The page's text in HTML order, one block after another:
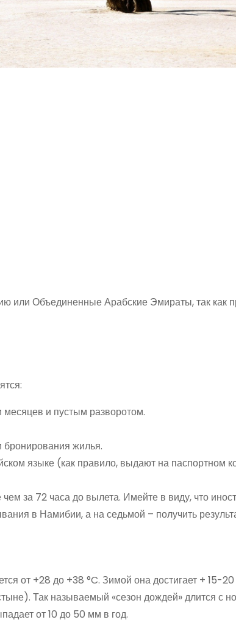
или Объединенные Арабские Эмираты, так как
месяцев и пустым разворотом.
бронирования жилья.
языке (как правило, выдают на паспортном
за 72 часа до вылета. Имейте в виду, что
в Намибии, а на седьмой – получить
от +28 до +38 °C. Зимой она достигает + 15-
Так называемый «сезон дождей» длится с
от 10 до 50 мм в год.